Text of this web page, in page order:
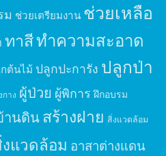
ม ช่วยเตรียมงาน ช่วยเหลือ
ทาสีทำความสะอาด
ต้นไม้ ปลูกปะการัง ปลูกป่า
กาง ผู้ป่วย ผู้พิการ ฝึกอบรม
านดินสร้างฝาย สิ่งแวดล้อม
แวดล้อม อาสาต่างแดน